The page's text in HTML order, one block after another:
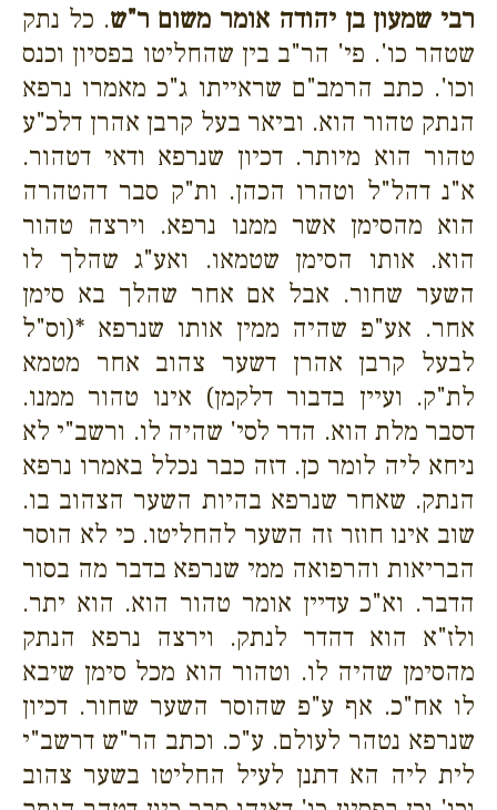
רבי שמעון בן יהודה אומר משום ר"ש. כל נתק
שטהר כו'. פי' הר"ב בין שהחליטו בפסיון וכנס
וכו'. כתב הרמב"ם שראייתו ג"כ מאמרו נרפא
הנתק טהור הוא. וביאר בעל קרבן אהרן דלכ"ע
טהור הוא מיותר. דכיון שנרפא ודאי דטהור.
א"נ דהל"ל וטהרו הכהן. ות"ק סבר דהטהרה
הוא מהסימן אשר ממנו נרפא. וירצה טהור
הוא. אותו הסימן שטמאו. ואע"ג שהלך לו
השער שחור. אבל אם אחר שהלך בא סימן
אחר. אע"פ שהיה ממין אותו שנרפא *(וס"ל
לבעל קרבן אהרן דשער צהוב אחר מטמא
לת"ק. ועיין בדבור דלקמן) אינו טהור ממנו.
דסבר מלת הוא. הדר לסי' שהיה לו. ורשב"י לא
ניחא ליה לומר כן. דזה כבר נכלל באמרו נרפא
הנתק. שאחר שנרפא בהיות השער הצהוב בו.
שוב אינו חוזר זה השער להחליטו. כי לא הוסר
הבריאות והרפואה ממי שנרפא בדבר מה בסור
הדבר. וא"כ עדיין אומר טהור הוא. הוא יתר.
ולז"א הוא דהדר לנתק. וירצה נרפא הנתק
מהסימן שהיה לו. וטהור הוא מכל סימן שיבא
לו אח"כ. אף ע"פ שהוסר השער שחור. דכיון
שנרפא נטהר לעולם. ע"כ. וכתב הר"ש דרשב"י
לית ליה הא דתנן לעיל החליטו בשער צהוב